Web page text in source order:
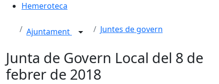
Hemeroteca
Ajuntament Juntes de govern
Junta de Govern Local del 8 de
febrer de 2018